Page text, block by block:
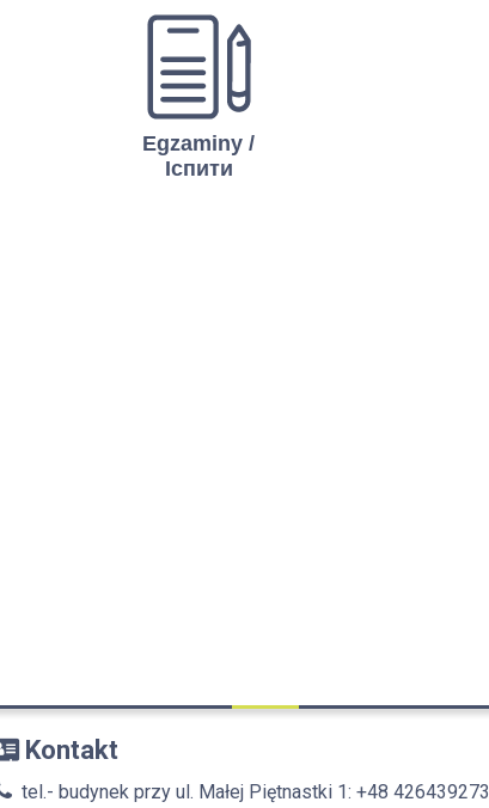
Egzaminy /
Іспити
Kontakt
tel.- budynek przy ul. Małej Piętnastki 1: +48 426439273